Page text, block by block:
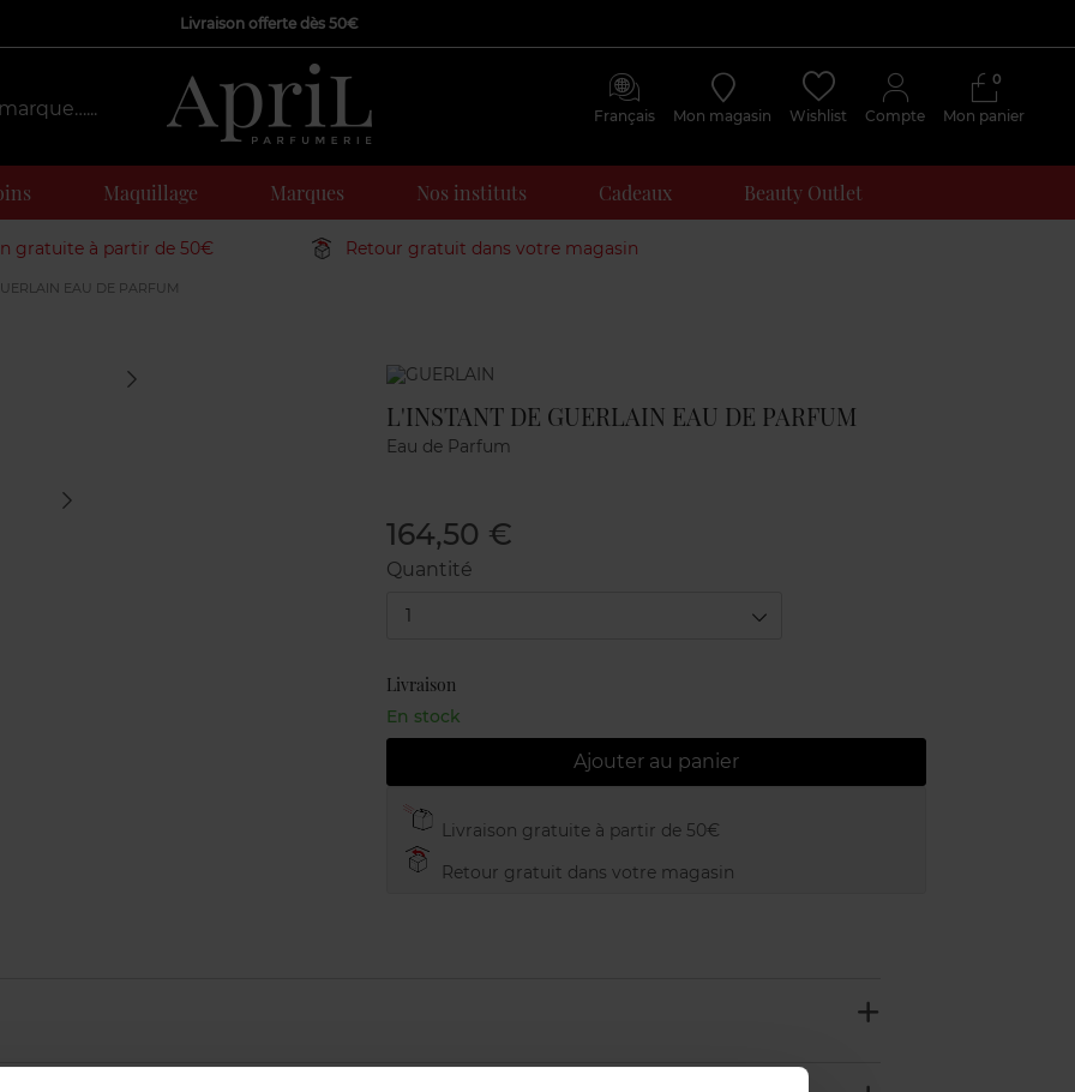
Livraison offerte dès 50€
Français Mon magasin Wishlist Compte Mon panier
0
Maquillage Marques Nos instituts Cadeaux Beauty Outlet
gratuite à partir de 50€ Retour gratuit dans votre magasin
EAU DE PARFUM
Marque
L'INSTANT DE GUERLAIN EAU DE PARFUM
Eau de Parfum
164,50 €
Quantité
1
Livraison
En stock
Ajouter au panier
Livraison gratuite à partir de 50€
Retour gratuit dans votre magasin